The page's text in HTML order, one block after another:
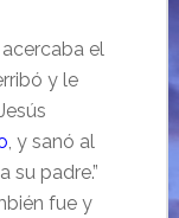
el
y le
, y sanó al
su padre.”
fue y